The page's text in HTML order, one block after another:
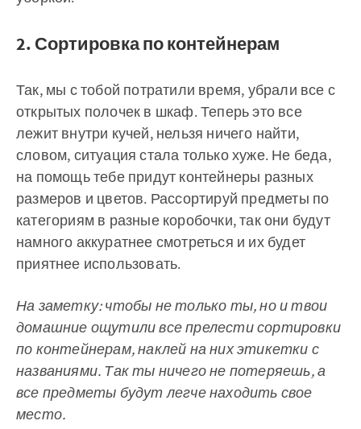
2. Сортировка по контейнерам
Так, мы с тобой потратили время, убрали все с
открытых полочек в шкаф. Теперь это все
лежит внутри кучей, нельзя ничего найти,
словом, ситуация стала только хуже. Не беда,
на помощь тебе придут контейнеры разных
размеров и цветов. Рассортируй предметы по
категориям в разные коробочки, так они будут
намного аккуратнее смотреться и их будет
приятнее использовать.
На заметку: чтобы не только ты, но и твои
домашние ощутили все прелести сортировки
по контейнерам, наклей на них этикетки с
названиями. Так ты ничего не потеряешь, а
все предметы будут легче находить свое
место.